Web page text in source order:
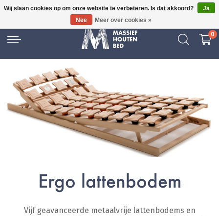
GRATIS BEZORGD
0
Ergo lattenbodem
Vijf geavanceerde metaalvrije lattenbodems en
Wij slaan cookies op om onze website te verbeteren. Is dat akkoord?
Ja
Nee
Meer over cookies »